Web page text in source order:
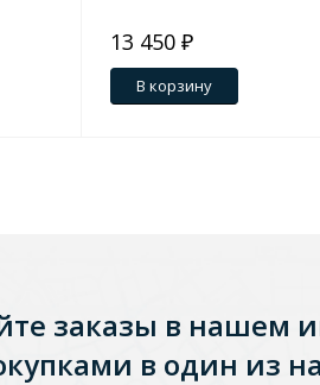
13 450 ₽
В корзину
заказы в нашем
в один из